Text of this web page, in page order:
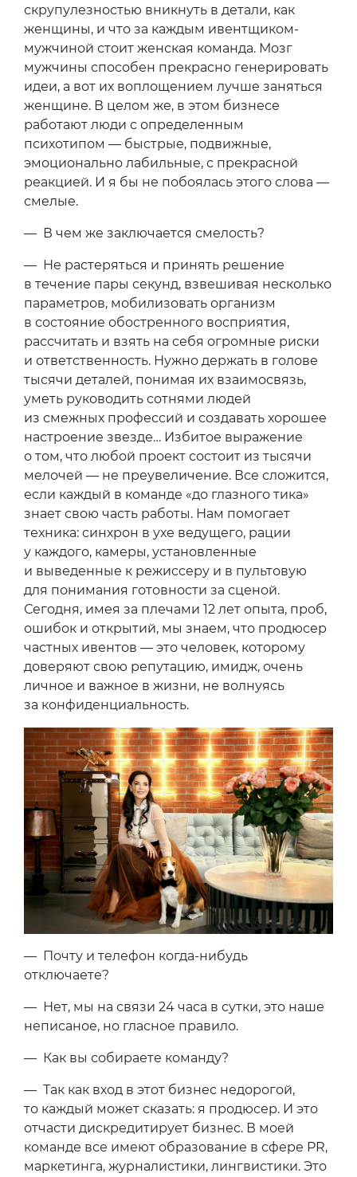
скрупулезностью вникнуть в детали, как
женщины, и что за каждым ивентщиком-
мужчиной стоит женская команда. Мозг
мужчины способен прекрасно генерировать
идеи, а вот их воплощением лучше заняться
женщине. В целом же, в этом бизнесе
работают люди с определенным
психотипом — быстрые, подвижные,
эмоционально лабильные, с прекрасной
реакцией. И я бы не побоялась этого слова —
смелые.
— В чем же заключается смелость?
— Не растеряться и принять решение
в течение пары секунд, взвешивая несколько
параметров, мобилизовать организм
в состояние обостренного восприятия,
рассчитать и взять на себя огромные риски
и ответственность. Нужно держать в голове
тысячи деталей, понимая их взаимосвязь,
уметь руководить сотнями людей
из смежных профессий и создавать хорошее
настроение звезде… Избитое выражение
о том, что любой проект состоит из тысячи
мелочей — не преувеличение. Все сложится,
если каждый в команде «до глазного тика»
знает свою часть работы. Нам помогает
техника: синхрон в ухе ведущего, рации
у каждого, камеры, установленные
и выведенные к режиссеру и в пультовую
для понимания готовности за сценой.
Сегодня, имея за плечами 12 лет опыта, проб,
ошибок и открытий, мы знаем, что продюсер
частных ивентов — это человек, которому
доверяют свою репутацию, имидж, очень
личное и важное в жизни, не волнуясь
за конфиденциальность.
— Почту и телефон когда-нибудь
отключаете?
— Нет, мы на связи 24 часа в сутки, это наше
неписаное, но гласное правило.
— Как вы собираете команду?
— Так как вход в этот бизнес недорогой,
то каждый может сказать: я продюсер. И это
отчасти дискредитирует бизнес. В моей
команде все имеют образование в сфере PR,
маркетинга, журналистики, лингвистики. Это